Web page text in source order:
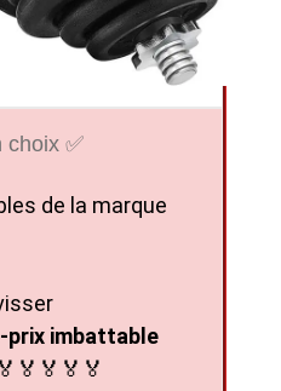
choix ✅
de la marque
prix imbattable